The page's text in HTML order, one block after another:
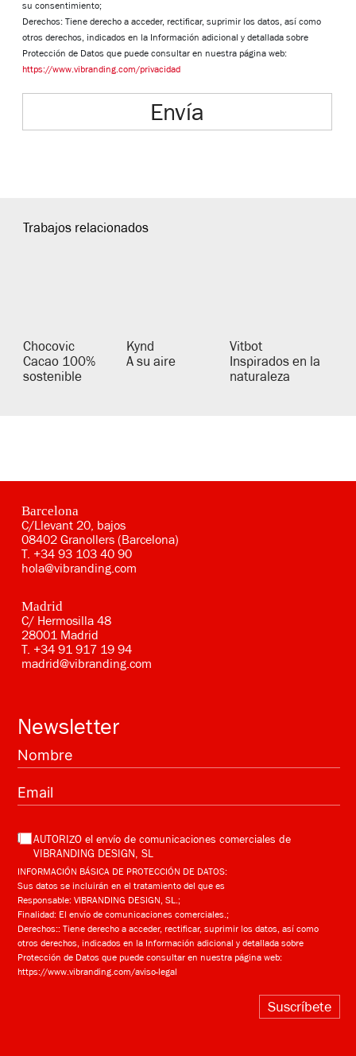
su consentimiento;
Derechos: Tiene derecho a acceder, rectificar, suprimir los datos, así como
otros derechos, indicados en la Información adicional y detallada sobre
Protección de Datos que puede consultar en nuestra página web:
https://www.vibranding.com/privacidad
Envía
Trabajos relacionados
Chocovic
Cacao 100%
sostenible
Kynd
A su aire
Vitbot
Inspirados en la
naturaleza
Barcelona
C/Llevant 20, bajos
08402 Granollers (Barcelona)
T. +34 93 103 40 90
hola@vibranding.com
Madrid
C/ Hermosilla 48
28001 Madrid
T. +34 91 917 19 94
madrid@vibranding.com
Newsletter
AUTORIZO el envío de comunicaciones comerciales de
VIBRANDING DESIGN, SL
INFORMACIÓN BÁSICA DE PROTECCIÓN DE DATOS:
Sus datos se incluirán en el tratamiento del que es
Responsable: VIBRANDING DESIGN, SL.;
Finalidad: El envío de comunicaciones comerciales.;
Derechos:: Tiene derecho a acceder, rectificar, suprimir los datos, así como
otros derechos, indicados en la Información adicional y detallada sobre
Protección de Datos que puede consultar en nuestra página web:
https://www.vibranding.com/aviso-legal
Suscríbete